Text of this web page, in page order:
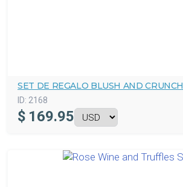
SET DE REGALO BLUSH AND CRUNCH
ID: 2168
$ 169.95